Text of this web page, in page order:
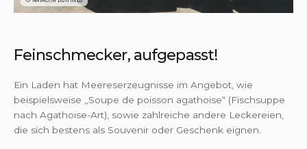
Feinschmecker, aufgepasst!
Ein Laden hat Meereserzeugnisse im Angebot, wie
beispielsweise „Soupe de poisson agathoise“ (Fischsuppe
nach Agathoise-Art), sowie zahlreiche andere Leckereien,
die sich bestens als Souvenir oder Geschenk eignen.